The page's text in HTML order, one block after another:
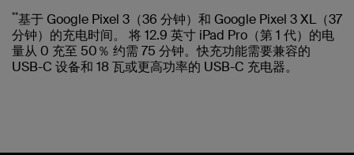
**基于 Google Pixel 3（36 分钟）和 Google Pixel 3 XL（37
分钟）的充电时间。 将 12.9 英寸 iPad Pro（第 1 代）的电
量从 0 充至 50％ 约需 75 分钟。快充功能需要兼容的
USB-C 设备和 18 瓦或更高功率的 USB-C 充电器。